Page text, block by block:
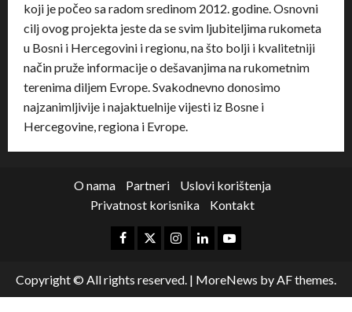
koji je počeo sa radom sredinom 2012. godine. Osnovni
cilj ovog projekta jeste da se svim ljubiteljima rukometa
u Bosni i Hercegovini i regionu, na što bolji i kvalitetniji
način pruže informacije o dešavanjima na rukometnim
terenima diljem Evrope. Svakodnevno donosimo
najzanimljivije i najaktuelnije vijesti iz Bosne i
Hercegovine, regiona i Evrope.
O nama Partneri
Uslovi korištenja
Privatnost korisnika
Kontakt
Copyright © All rights reserved. | MoreNews by AF themes.